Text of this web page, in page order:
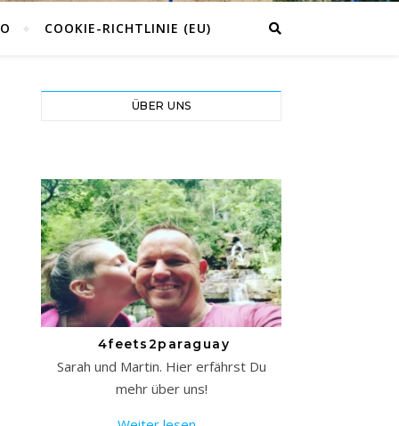
COOKIE-RICHTLINIE (EU)
ÜBER UNS
4feets2paraguay
Sarah und Martin. Hier erfährst Du
mehr über uns!